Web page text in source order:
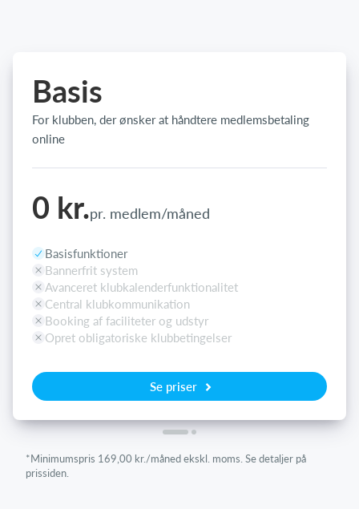
Basis
For klubben, der ønsker at håndtere medlemsbetaling
online
0 kr.pr. medlem/måned
Basisfunktioner
Bannerfrit system
Avanceret klubkalenderfunktionalitet
Central klubkommunikation
Booking af faciliteter og udstyr
Opret obligatoriske klubbetingelser
Se priser
*Minimumspris 169,00 kr./måned ekskl. moms. Se detaljer på
prissiden.